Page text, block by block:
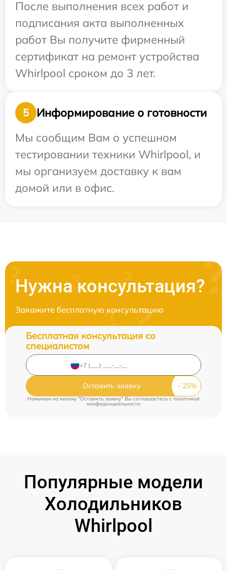
После выполнения всех работ и
подписания акта выполненных
работ Вы получите фирменный
сертификат на ремонт устройства
Whirlpool сроком до 3 лет.
5
Информирование о готовности
Мы сообщим Вам о успешном
тестировании техники Whirlpool, и
мы организуем доставку к вам
домой или в офис.
Нужна консультация?
Закажите бесплатную консультацию
Бесплатная консультация со
специалистом
Оставить заявку
Нажимая на кнопку "Оставить заявку" Вы соглашаетесь c политикой
конфиденциальности
Популярные модели
Холодильников
Whirlpool